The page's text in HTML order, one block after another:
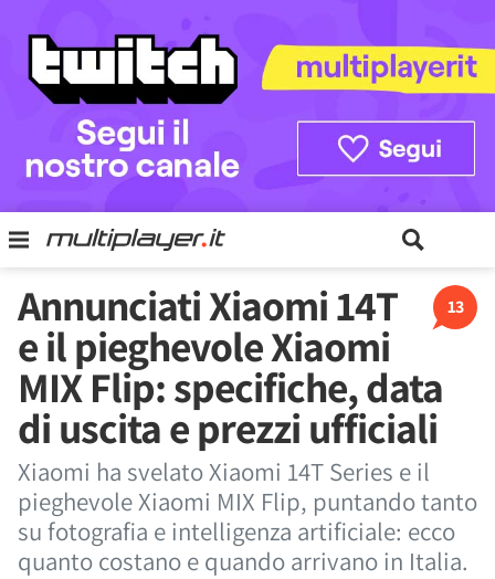
13
Annunciati Xiaomi 14T
e il pieghevole Xiaomi
MIX Flip: specifiche, data
di uscita e prezzi ufficiali
Xiaomi ha svelato Xiaomi 14T Series e il
pieghevole Xiaomi MIX Flip, puntando tanto
su fotografia e intelligenza artificiale: ecco
quanto costano e quando arrivano in Italia.